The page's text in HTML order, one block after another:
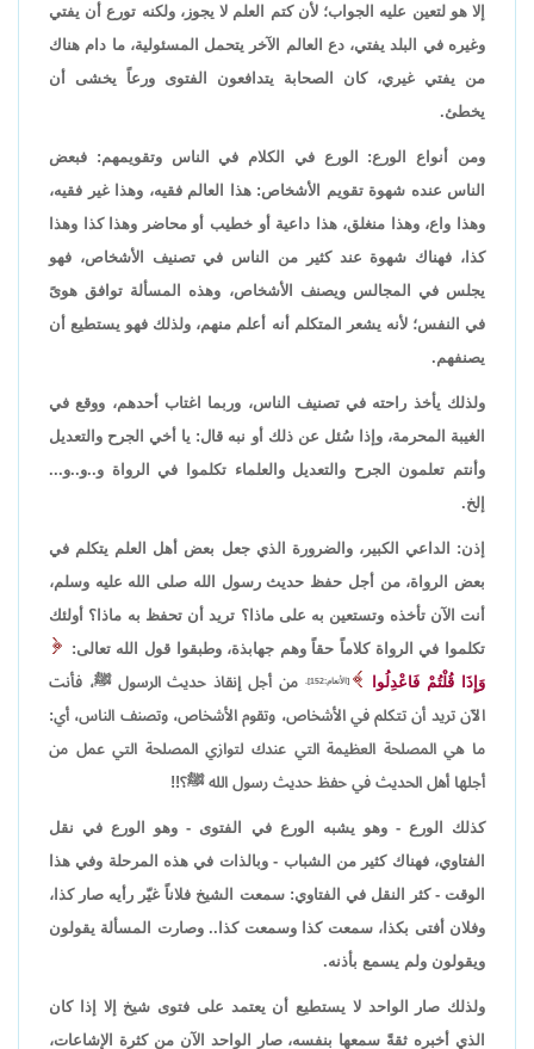
إلا هو لتعين عليه الجواب؛ لأن كتم العلم لا يجوز، ولكنه تورع أن يفتي
وغيره في البلد يفتي، دع العالم الآخر يتحمل المسئولية، ما دام هناك
من يفتي غيري، كان الصحابة يتدافعون الفتوى ورعاً يخشى أن
يخطئ.
ومن أنواع الورع: الورع في الكلام في الناس وتقويمهم: فبعض
الناس عنده شهوة تقويم الأشخاص: هذا العالم فقيه، وهذا غير فقيه،
وهذا واع، وهذا منغلق، هذا داعية أو خطيب أو محاضر وهذا كذا وهذا
كذا، فهناك شهوة عند كثير من الناس في تصنيف الأشخاص، فهو
يجلس في المجالس ويصنف الأشخاص، وهذه المسألة توافق هوىً
في النفس؛ لأنه يشعر المتكلم أنه أعلم منهم، ولذلك فهو يستطيع أن
يصنفهم.
ولذلك يأخذ راحته في تصنيف الناس، وربما اغتاب أحدهم، ووقع في
الغيبة المحرمة، وإذا سُئل عن ذلك أو نبه قال: يا أخي الجرح والتعديل
وأنتم تعلمون الجرح والتعديل والعلماء تكلموا في الرواة و..و..و...
إلخ.
إذن: الداعي الكبير، والضرورة الذي جعل بعض أهل العلم يتكلم في
بعض الرواة، من أجل حفظ حديث رسول الله صلى الله عليه وسلم،
أنت الآن تأخذه وتستعين به على ماذا؟ تريد أن تحفظ به ماذا؟ أولئك
تكلموا في الرواة كلاماً حقاً وهم جهابذة، وطبقوا قول الله تعالى:
وَإِذَا قُلْتُمْ فَاعْدِلُوا
[الأنعام:152].
من أجل إنقاذ حديث الرسول ﷺ، فأنت
الآن تريد أن تتكلم في الأشخاص، وتقوم الأشخاص، وتصنف الناس، أي:
ما هي المصلحة العظيمة التي عندك لتوازي المصلحة التي عمل من
أجلها أهل الحديث في حفظ حديث رسول الله ﷺ؟!!
كذلك الورع - وهو يشبه الورع في الفتوى - وهو الورع في نقل
الفتاوي، فهناك كثير من الشباب - وبالذات في هذه المرحلة وفي هذا
الوقت - كثر النقل في الفتاوي: سمعت الشيخ فلاناً غيّر رأيه صار كذا،
وفلان أفتى بكذا، سمعت كذا وسمعت كذا.. وصارت المسألة يقولون
ويقولون ولم يسمع بأذنه.
ولذلك صار الواحد لا يستطيع أن يعتمد على فتوى شيخ إلا إذا كان
الذي أخبره ثقةً سمعها بنفسه، صار الواحد الآن من كثرة الإشاعات،